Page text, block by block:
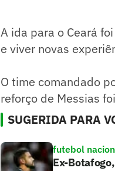
A ida para o Ceará
e viver novas
O time comandado
reforço de Messias
SUGERIDA PARA
futebol
Ex-